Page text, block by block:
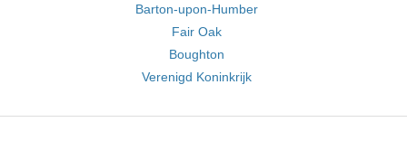
Barton-upon-Humber
Fair Oak
Boughton
Verenigd Koninkrijk